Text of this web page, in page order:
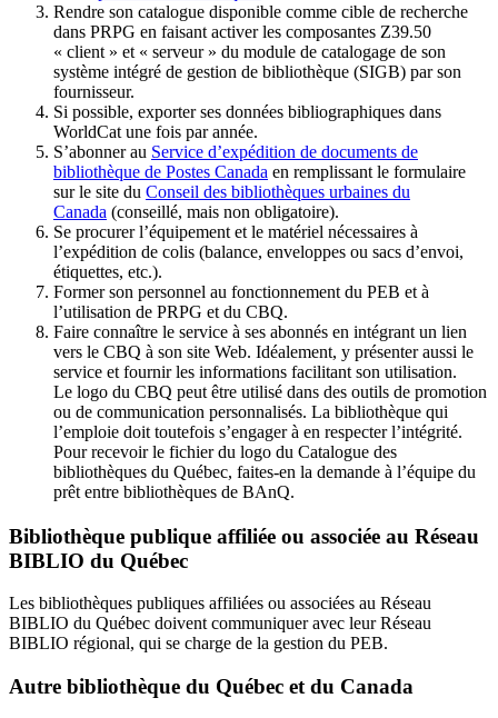
Rendre son catalogue disponible comme cible de recherche
dans PRPG en faisant activer les composantes Z39.50
« client » et « serveur » du module de catalogage de son
système intégré de gestion de bibliothèque (SIGB) par son
fournisseur.
Si possible, exporter ses données bibliographiques dans
WorldCat une fois par année.
S’abonner au Service d’expédition de documents de
bibliothèque de Postes Canada en remplissant le formulaire
sur le site du Conseil des bibliothèques urbaines du
Canada (conseillé, mais non obligatoire).
Se procurer l’équipement et le matériel nécessaires à
l’expédition de colis (balance, enveloppes ou sacs d’envoi,
étiquettes, etc.).
Former son personnel au fonctionnement du PEB et à
l’utilisation de PRPG et du CBQ.
Faire connaître le service à ses abonnés en intégrant un lien
vers le CBQ à son site Web. Idéalement, y présenter aussi le
service et fournir les informations facilitant son utilisation.
Le logo du CBQ peut être utilisé dans des outils de promotion
ou de communication personnalisés. La bibliothèque qui
l’emploie doit toutefois s’engager à en respecter l’intégrité.
Pour recevoir le fichier du logo du Catalogue des
bibliothèques du Québec, faites-en la demande à l’équipe du
prêt entre bibliothèques de BAnQ.
Bibliothèque publique affiliée ou associée au Réseau
BIBLIO du Québec
Les bibliothèques publiques affiliées ou associées au Réseau
BIBLIO du Québec doivent communiquer avec leur Réseau
BIBLIO régional, qui se charge de la gestion du PEB.
Autre bibliothèque du Québec et du Canada